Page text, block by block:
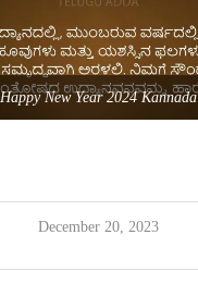
Happy New Year 2024 Kannada
December 20, 2023